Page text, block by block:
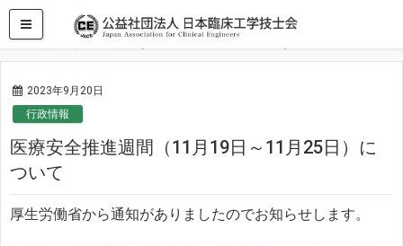
HOME
行政情報
医療安全推進週間（11月19日～11月25日）について
2023年9月20日
行政情報
医療安全推進週間（11月19日～11月25日）に
ついて
厚生労働省から通知がありましたのでお知らせします。